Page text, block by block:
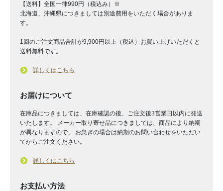
【送料】全国一律990円（税込み）※
北海道、沖縄県につきましては別途費用をいただく場合がありま
す。
1回のご注文商品合計が9,900円以上（税込）お買い上げいただくと
送料無料です。
詳しくはこちら
お届けについて
在庫品につきましては、在庫確認の後、ご注文後3営業日以内に発送
いたします。 メーカー取り寄せ品につきましては、商品により納期
が異なりますので、 お急ぎの場合は納期のお問い合わせをいただい
てからご注文ください。
詳しくはこちら
お支払い方法